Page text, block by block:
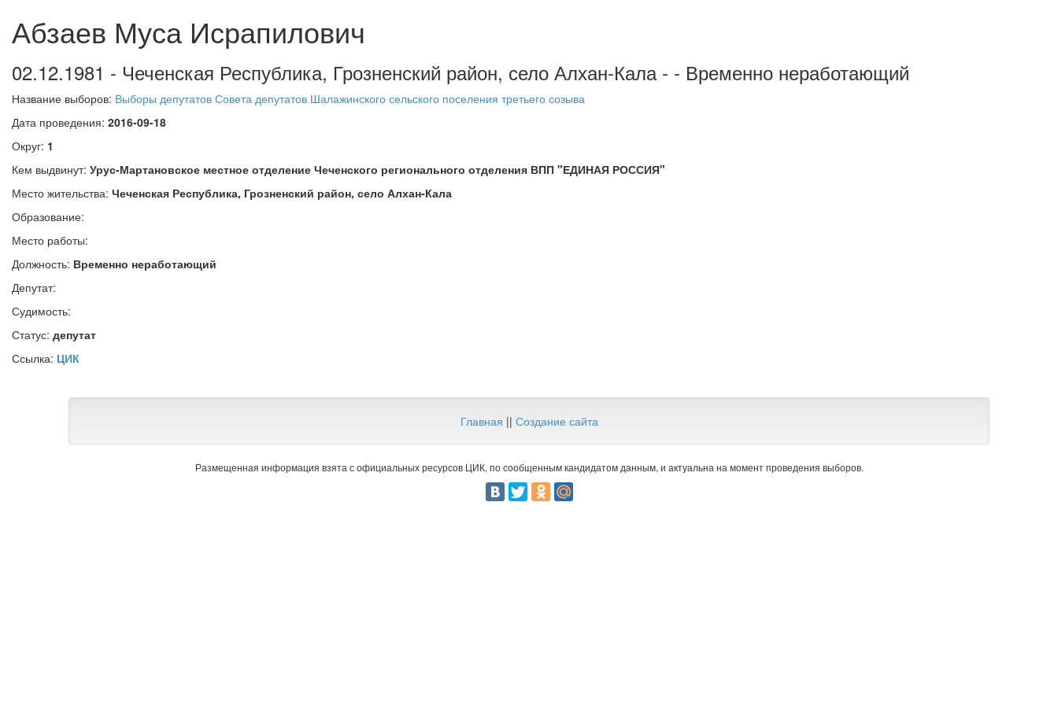
Абзаев Муса Исрапилович
02.12.1981 - Чеченская Республика, Грозненский район, село Алхан-Кала - - Временно неработающий
Название выборов: Выборы депутатов Совета депутатов Шалажинского сельского поселения третьего созыва
Дата проведения: 2016-09-18
Округ: 1
Кем выдвинут: Урус-Мартановское местное отделение Чеченского регионального отделения ВПП "ЕДИНАЯ РОССИЯ"
Место жительства: Чеченская Республика, Грозненский район, село Алхан-Кала
Образование:
Место работы:
Должность: Временно неработающий
Депутат:
Судимость:
Статус: депутат
Ссылка: ЦИК
Главная || Создание сайта
Размещенная информация взята с официальных ресурсов ЦИК, по сообщенным кандидатом данным, и актуальна на момент проведения выборов.